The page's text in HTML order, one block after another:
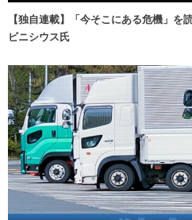
【独自連載】「今そこにある危機」
ビニシウス氏